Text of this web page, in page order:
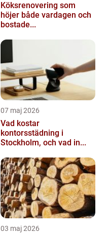
Köksrenovering som
höjer både vardagen och
bostade...
07 maj 2026
Vad kostar
kontorsstädning i
Stockholm, och vad in...
03 maj 2026